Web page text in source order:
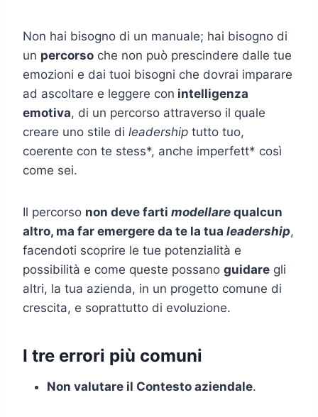
Non hai bisogno di un manuale; hai bisogno di
un percorso che non può prescindere dalle tue
emozioni e dai tuoi bisogni che dovrai imparare
ad ascoltare e leggere con intelligenza
emotiva, di un percorso attraverso il quale
creare uno stile di leadership tutto tuo,
coerente con te stess*, anche imperfett* così
come sei.
Il percorso non deve farti modellare qualcun
altro, ma far emergere da te la tua leadership,
facendoti scoprire le tue potenzialità e
possibilità e come queste possano guidare gli
altri, la tua azienda, in un progetto comune di
crescita, e soprattutto di evoluzione.
I tre errori più comuni
Non valutare il Contesto aziendale.